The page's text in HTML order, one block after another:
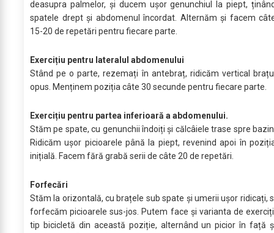
deasupra palmelor, și ducem ușor genunchiul la piept,
spatele drept și abdomenul încordat. Alternăm și facem
15-20 de repetări pentru fiecare parte.
Exercițiu pentru lateralul abdomenului
Stând pe o parte, rezemați în antebraț, ridicăm vertical
opus. Menținem poziția câte 30 secunde pentru fiecare parte.
Exercițiu pentru partea inferioară a abdomenului.
Stăm pe spate, cu genunchii îndoiți și călcâiele trase spre
Ridicăm ușor picioarele până la piept, revenind apoi în
inițială. Facem fără grabă serii de câte 20 de repetări.
Forfecări
Stăm la orizontală, cu brațele sub spate și umerii ușor ridicați,
forfecăm picioarele sus-jos. Putem face și varianta de
tip bicicletă din această poziție, alternând un picior în față